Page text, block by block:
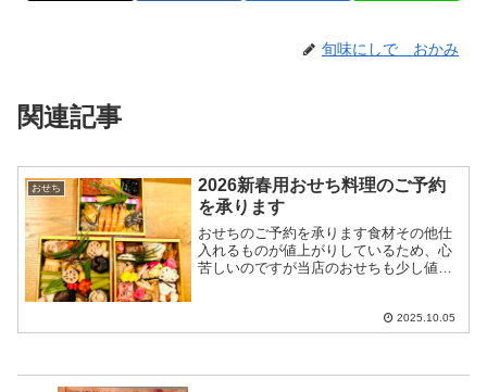
旬味にしで おかみ
関連記事
おせち
2026新春用おせち料理のご予約
を承ります
おせちのご予約を承ります食材その他仕
入れるものが値上がりしているため、心
苦しいのですが当店のおせちも少し値上
@43,000円（税込み）1段（2人前）…
@35,00...
2025.10.05